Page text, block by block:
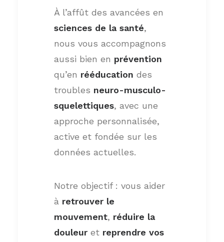
À l’affût des avancées en
sciences de la santé,
nous vous accompagnons
aussi bien en prévention
qu’en rééducation des
troubles neuro-musculo-
squelettiques, avec une
approche personnalisée,
active et fondée sur les
données actuelles.
Notre objectif : vous aider
à retrouver le
mouvement, réduire la
douleur et reprendre vos